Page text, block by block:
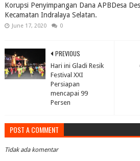
Korupsi Penyimpangan Dana APBDesa
Kecamatan Indralaya Selatan.
June 17, 2020 0
PREVIOUS
Hari ini Gladi Resik
Festival XXI
Persiapan
mencapai 99
Persen
POST A COMMENT
Tidak ada komentar